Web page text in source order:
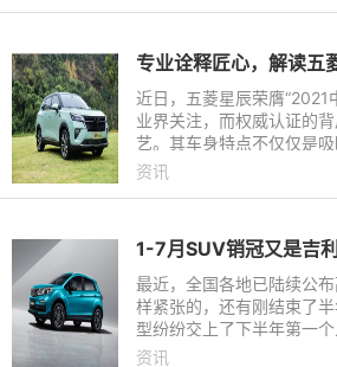
近日，五菱星辰荣膺“2021
业界关注，而权威认证的
艺。其车身特点不仅仅是
因为五菱为星辰铸造了“十
资讯
最近，全国各地已陆续公
样紧张的，还有刚结束了
型纷纷交上了下半年第一
考榜单上，中国自主品牌
资讯